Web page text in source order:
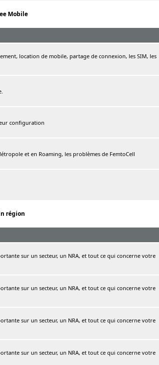
Mobile
location de mobile, partage de connexion, les SIM, les
configuration
et en Roaming, les problèmes de FemtoCell
région
sur un secteur, un NRA, et tout ce qui concerne votre
sur un secteur, un NRA, et tout ce qui concerne votre
sur un secteur, un NRA, et tout ce qui concerne votre
sur un secteur, un NRA, et tout ce qui concerne votre